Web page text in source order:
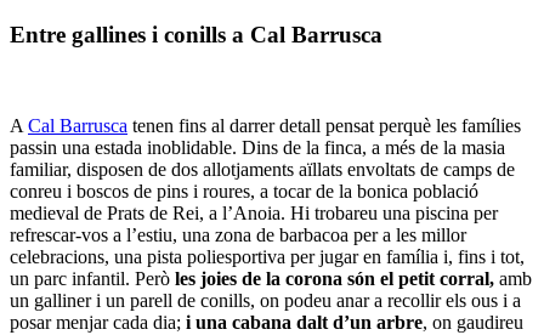
Entre gallines i conills a Cal Barrusca
A Cal Barrusca tenen fins al darrer detall pensat perquè les famílies
passin una estada inoblidable. Dins de la finca, a més de la masia
familiar, disposen de dos allotjaments aïllats envoltats de camps de
conreu i boscos de pins i roures, a tocar de la bonica població
medieval de Prats de Rei, a l’Anoia. Hi trobareu una piscina per
refrescar-vos a l’estiu, una zona de barbacoa per a les millor
celebracions, una pista poliesportiva per jugar en família i, fins i tot,
un parc infantil. Però les joies de la corona són el petit corral, amb
un galliner i un parell de conills, on podeu anar a recollir els ous i a
posar menjar cada dia; i una cabana dalt d’un arbre, on gaudireu